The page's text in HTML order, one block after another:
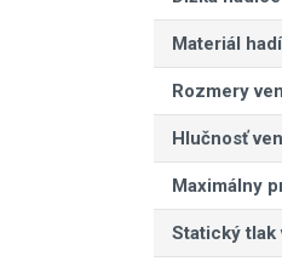
Materiál
Rozmery
Hlučnosť
Maximálny
Statický tlak